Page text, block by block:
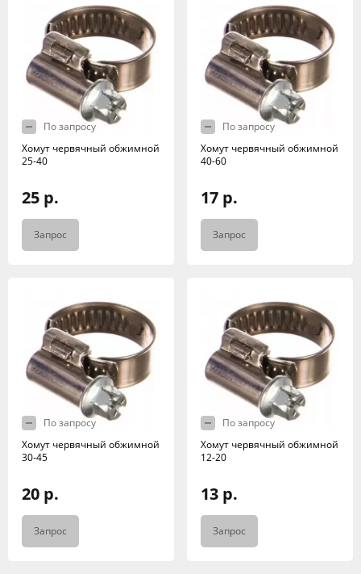
По запросу
Хомут червячный обжимной
25-40
25 р.
Запрос
По запросу
Хомут червячный обжимной
40-60
17 р.
Запрос
По запросу
Хомут червячный обжимной
30-45
20 р.
Запрос
По запросу
Хомут червячный обжимной
12-20
13 р.
Запрос